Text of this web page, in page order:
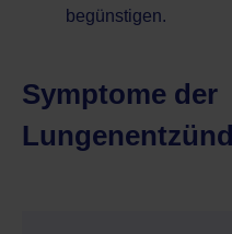
begünstigen.
Symptome der